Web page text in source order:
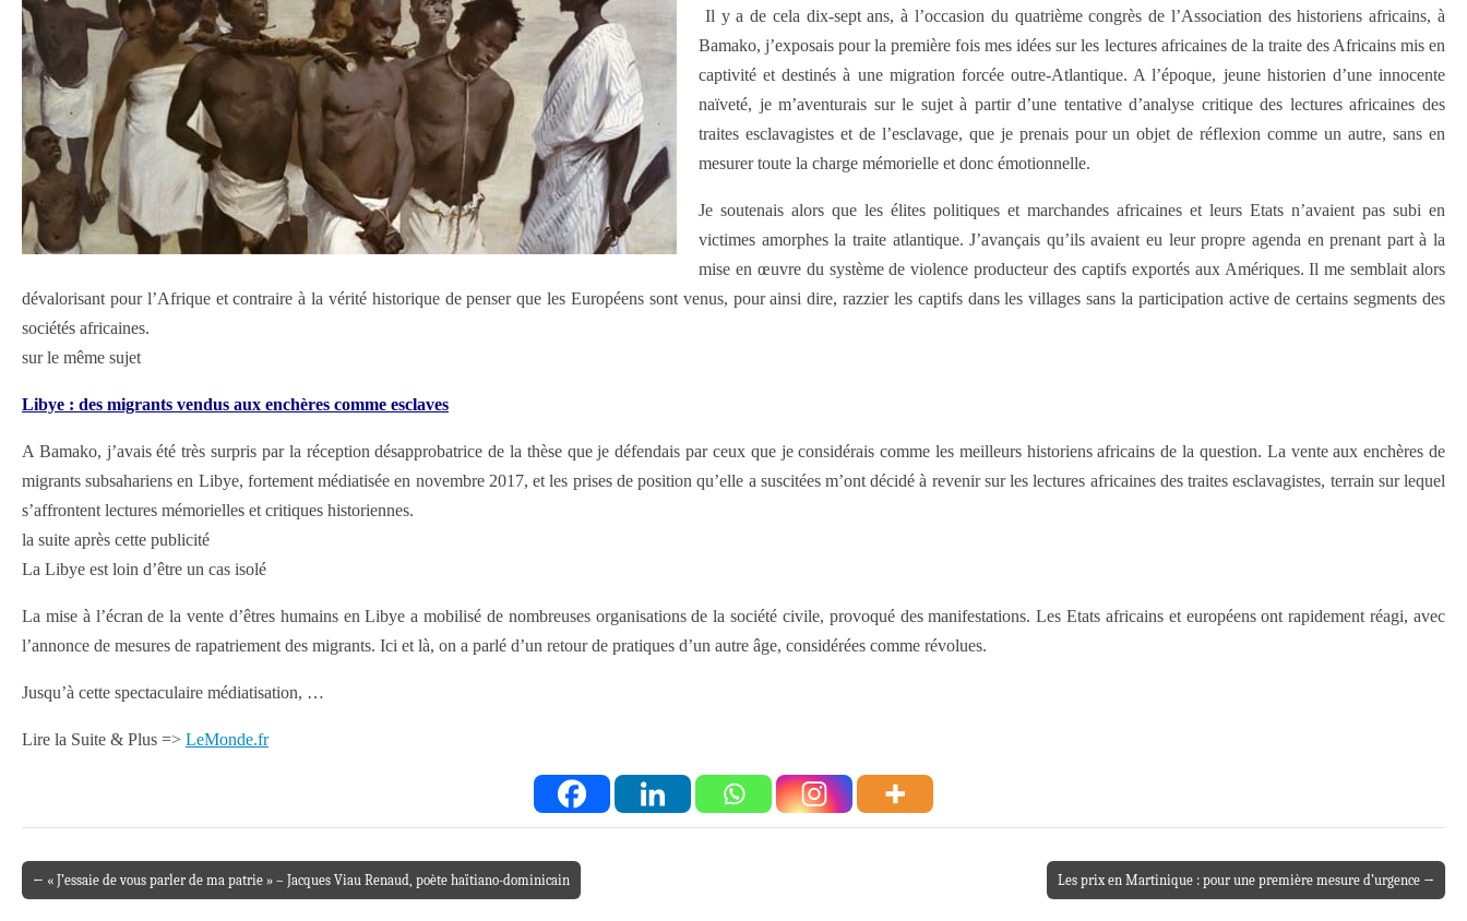
Il y a de cela dix-sept ans, à l’occasion du quatrième congrès de l’Association des historiens africains, à
Bamako, j’exposais pour la première fois mes idées sur les lectures africaines de la traite des Africains mis en
captivité et destinés à une migration forcée outre-Atlantique. A l’époque, jeune historien d’une innocente
naïveté, je m’aventurais sur le sujet à partir d’une tentative d’analyse critique des lectures africaines des
traites esclavagistes et de l’esclavage, que je prenais pour un objet de réflexion comme un autre, sans en
mesurer toute la charge mémorielle et donc émotionnelle.
Je soutenais alors que les élites politiques et marchandes africaines et leurs Etats n’avaient pas subi en
victimes amorphes la traite atlantique. J’avançais qu’ils avaient eu leur propre agenda en prenant part à la
mise en œuvre du système de violence producteur des captifs exportés aux Amériques. Il me semblait alors
dévalorisant pour l’Afrique et contraire à la vérité historique de penser que les Européens sont venus, pour ainsi dire, razzier les captifs dans les villages sans la participation active de certains segments des
sociétés africaines.
sur le même sujet
Libye : des migrants vendus aux enchères comme esclaves
A Bamako, j’avais été très surpris par la réception désapprobatrice de la thèse que je défendais par ceux que je considérais comme les meilleurs historiens africains de la question. La vente aux enchères de
migrants subsahariens en Libye, fortement médiatisée en novembre 2017, et les prises de position qu’elle a suscitées m’ont décidé à revenir sur les lectures africaines des traites esclavagistes, terrain sur lequel
s’affrontent lectures mémorielles et critiques historiennes.
la suite après cette publicité
La Libye est loin d’être un cas isolé
La mise à l’écran de la vente d’êtres humains en Libye a mobilisé de nombreuses organisations de la société civile, provoqué des manifestations. Les Etats africains et européens ont rapidement réagi, avec
l’annonce de mesures de rapatriement des migrants. Ici et là, on a parlé d’un retour de pratiques d’un autre âge, considérées comme révolues.
Jusqu’à cette spectaculaire médiatisation, …
Lire la Suite & Plus => LeMonde.fr
Post navigation
← « J’essaie de vous parler de ma patrie » – Jacques Viau Renaud, poète haïtiano-dominicain Les prix en Martinique : pour une première mesure d’urgence →